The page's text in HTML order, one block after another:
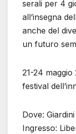
serali per 4
all’insegna
anche del
un futuro
21-24
festival
Dove:
Ingresso: